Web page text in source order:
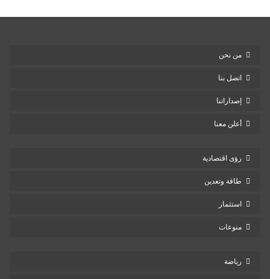
من نحن
اتصل بنا
إصداراتنا
أعلن معنا
رؤى اقتصادية
طاقة وتعدين
استثمار
منوعات
رياضة